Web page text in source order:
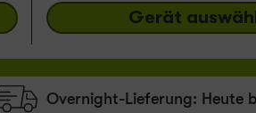
Gerät
Overnight-Lieferung: Heute